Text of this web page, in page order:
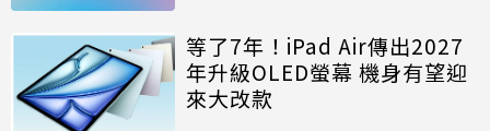
等了7年！iPad Air傳出2027
年升級OLED螢幕 機身有望迎
來大改款